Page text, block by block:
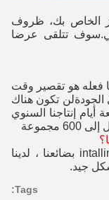
الخاص بك، ظروف
تتلقى عرضا
فعله هو تقصير وقت
لن تكون هناك
إنتاجنا السنوي
المنتج يحصل على فترة ضمان ، عندما intalling بضائعنا ، لدينا
جيد.
Tags: